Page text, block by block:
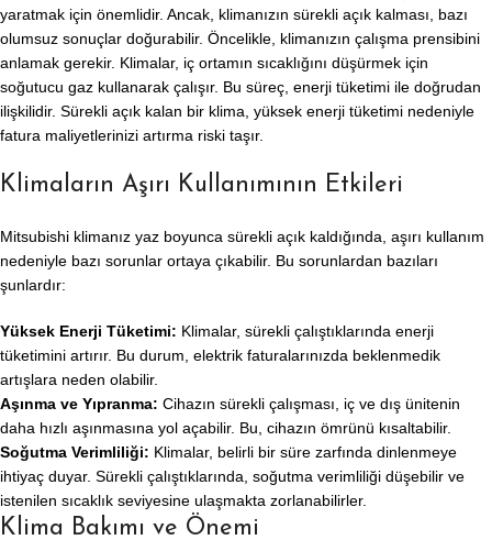
yaratmak için önemlidir. Ancak, klimanızın sürekli açık kalması, bazı
olumsuz sonuçlar doğurabilir. Öncelikle, klimanızın çalışma prensibini
anlamak gerekir. Klimalar, iç ortamın sıcaklığını düşürmek için
soğutucu gaz kullanarak çalışır. Bu süreç, enerji tüketimi ile doğrudan
ilişkilidir. Sürekli açık kalan bir klima, yüksek enerji tüketimi nedeniyle
fatura maliyetlerinizi artırma riski taşır.
Klimaların Aşırı Kullanımının Etkileri
Mitsubishi klimanız yaz boyunca sürekli açık kaldığında, aşırı kullanım
nedeniyle bazı sorunlar ortaya çıkabilir. Bu sorunlardan bazıları
şunlardır:
Yüksek Enerji Tüketimi: Klimalar, sürekli çalıştıklarında enerji
tüketimini artırır. Bu durum, elektrik faturalarınızda beklenmedik
artışlara neden olabilir.
Aşınma ve Yıpranma: Cihazın sürekli çalışması, iç ve dış ünitenin
daha hızlı aşınmasına yol açabilir. Bu, cihazın ömrünü kısaltabilir.
Soğutma Verimliliği: Klimalar, belirli bir süre zarfında dinlenmeye
ihtiyaç duyar. Sürekli çalıştıklarında, soğutma verimliliği düşebilir ve
istenilen sıcaklık seviyesine ulaşmakta zorlanabilirler.
Klima Bakımı ve Önemi